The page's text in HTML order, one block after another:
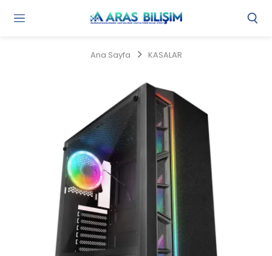
Ana Sayfa KASALAR